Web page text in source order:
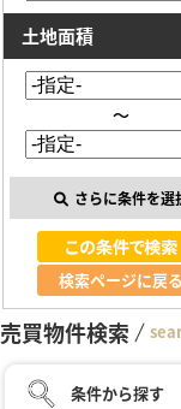
土地面積
～
さらに条件を選
検索ページに戻る
売買物件検索
条件から探す